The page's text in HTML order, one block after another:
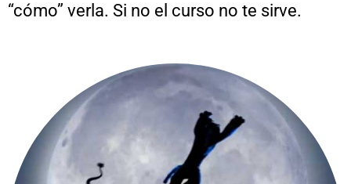
“cómo” verla. Si no el curso no te sirve.